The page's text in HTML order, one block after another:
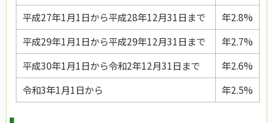
平成27年1月1日から平成28年12月31日まで
年2.8%
平成29年1月1日から平成29年12月31日まで
年2.7%
平成30年1月1日から令和2年12月31日まで
年2.6%
令和3年1月1日から
年2.5%